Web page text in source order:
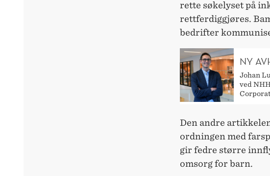
rette søkelyset på
rettferdiggjøres.
bedrifter
NY
Johan
ved
Den andre
ordningen med
gir fedre større
omsorg for barn.